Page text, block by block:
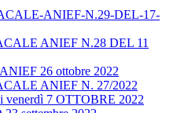
ANIEF-N.29-DEL-17-
ANIEF N.28 DEL 11
26 ottobre 2022
ANIEF N. 27/2022
venerdì 7 OTTOBRE 2022